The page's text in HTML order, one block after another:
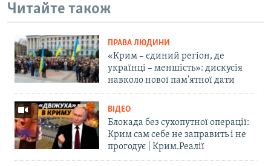
Читайте також
ПРАВА ЛЮДИНИ
«Крим – єдиний регіон, де
українці – меншість»: дискусія
навколо нової пам'ятної дати
ВІДЕО
Блокада без сухопутної операції:
Крим сам себе не заправить і не
прогодує | Крим.Реалії